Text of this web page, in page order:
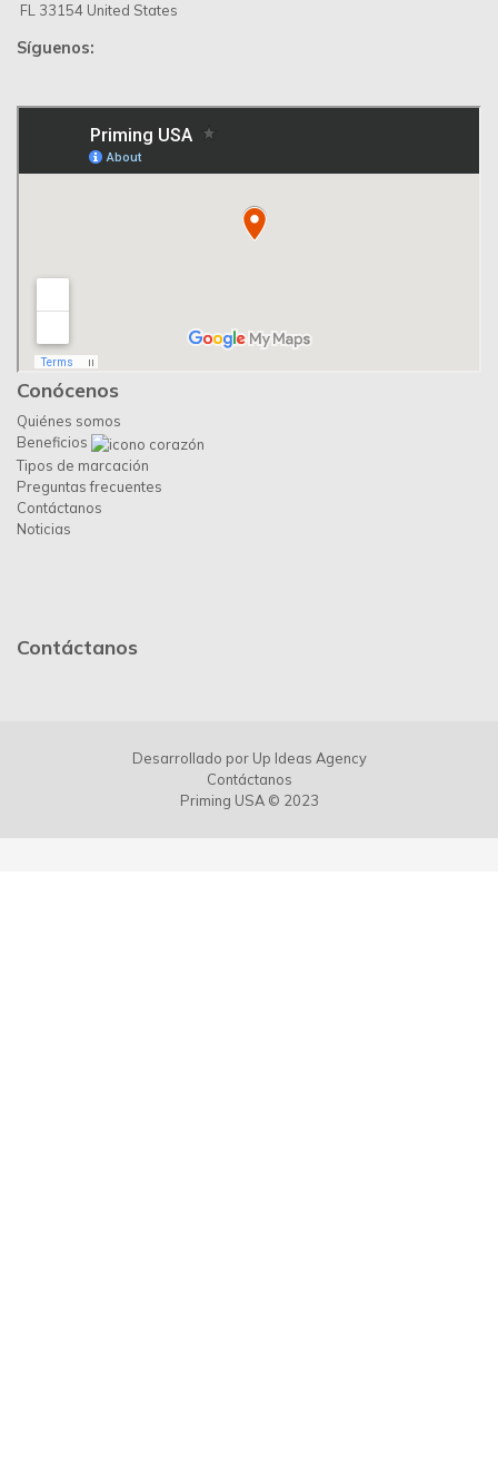
FL 33154 United States
Síguenos:
Conócenos
Quiénes somos
Beneficios
Tipos de marcación
Preguntas frecuentes
Contáctanos
Noticias
Contáctanos
Desarrollado por Up Ideas Agency
Contáctanos
Priming USA © 2023